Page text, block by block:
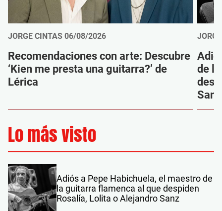
JORGE CINTAS 06/08/2026
Recomendaciones con arte: Descubre
‘Kien me presta una guitarra?’ de
Lérica
de
Sanz
Lo más visto
Adiós a Pepe Habichuela, el maestro de
la guitarra flamenca al que despiden
Rosalía, Lolita o Alejandro Sanz